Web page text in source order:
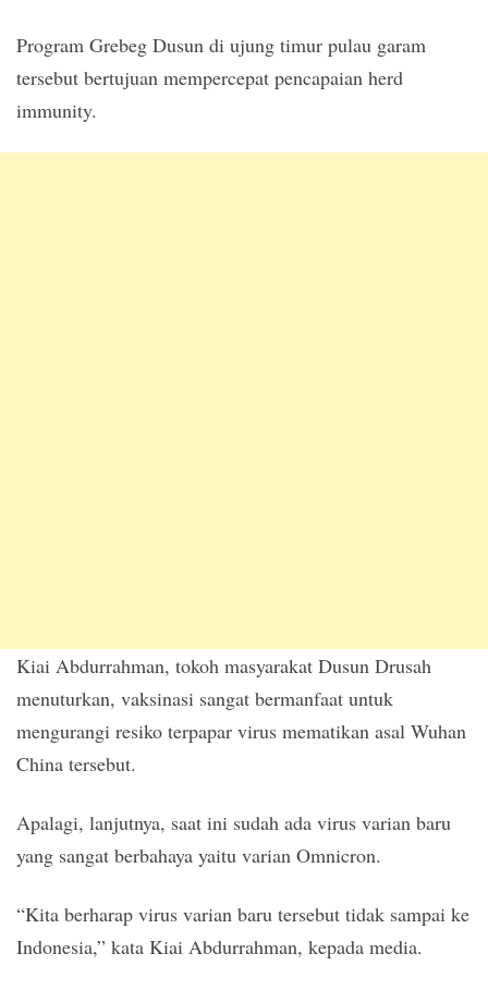
Program Grebeg Dusun di ujung timur pulau garam
tersebut bertujuan mempercepat pencapaian herd
immunity.
Kiai Abdurrahman, tokoh masyarakat Dusun Drusah
menuturkan, vaksinasi sangat bermanfaat untuk
mengurangi resiko terpapar virus mematikan asal Wuhan
China tersebut.
Apalagi, lanjutnya, saat ini sudah ada virus varian baru
yang sangat berbahaya yaitu varian Omnicron.
“Kita berharap virus varian baru tersebut tidak sampai ke
Indonesia,” kata Kiai Abdurrahman, kepada media.